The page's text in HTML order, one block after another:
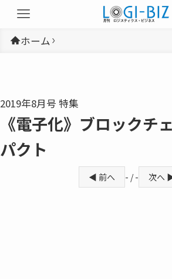
ホーム
2019年8月号 特集
《電子化》ブロックチ
パクト
◀ 前へ - / - 次へ